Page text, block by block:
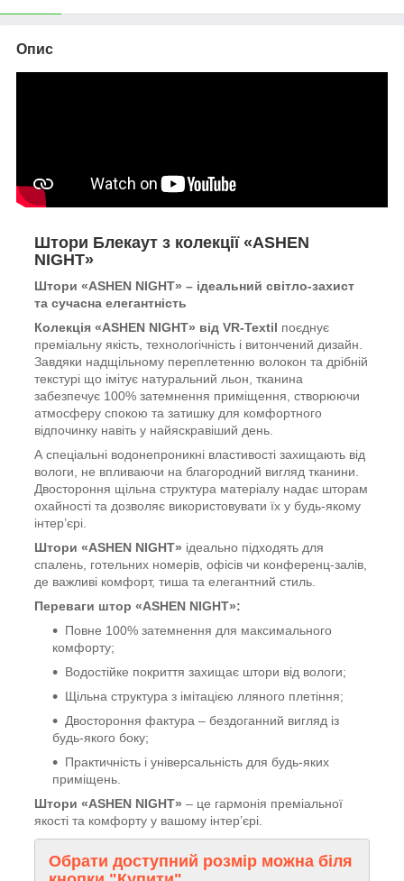
Опис
Штори Блекаут з колекції «ASHEN
NIGHT»
Штори «ASHEN NIGHT» – ідеальний світло-захист
та сучасна елегантність
Колекція «ASHEN NIGHT» від VR-Textil поєднує
преміальну якість, технологічність і витончений дизайн.
Завдяки надщільному переплетенню волокон та дрібній
текстурі що імітує натуральний льон, тканина
забезпечує 100% затемнення приміщення, створюючи
атмосферу спокою та затишку для комфортного
відпочинку навіть у найяскравіший день.
А спеціальні водонепроникні властивості захищають від
вологи, не впливаючи на благородний вигляд тканини.
Двостороння щільна структура матеріалу надає шторам
охайності та дозволяє використовувати їх у будь-якому
інтер’єрі.
Штори «ASHEN NIGHT» ідеально підходять для
спалень, готельних номерів, офісів чи конференц-залів,
де важливі комфорт, тиша та елегантний стиль.
Переваги штор «ASHEN NIGHT»:
Повне 100% затемнення для максимального
комфорту;
Водостійке покриття захищає штори від вологи;
Щільна структура з імітацією лляного плетіння;
Двостороння фактура – бездоганний вигляд із
будь-якого боку;
Практичність і універсальність для будь-яких
приміщень.
Штори «ASHEN NIGHT» – це гармонія преміальної
якості та комфорту у вашому інтер’єрі.
Обрати доступний розмір можна біля